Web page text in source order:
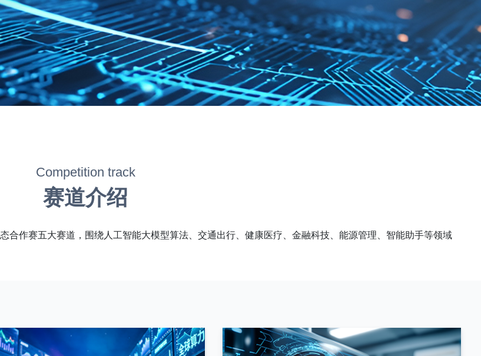
Competition track
赛道介绍
合作赛五大赛道，围绕人工智能大模型算法、交通出行、健康医疗、金融科技、能源管理、智能助手等领域